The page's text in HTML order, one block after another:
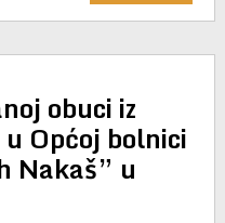
obuci iz
Općoj bolnici
Nakaš” u